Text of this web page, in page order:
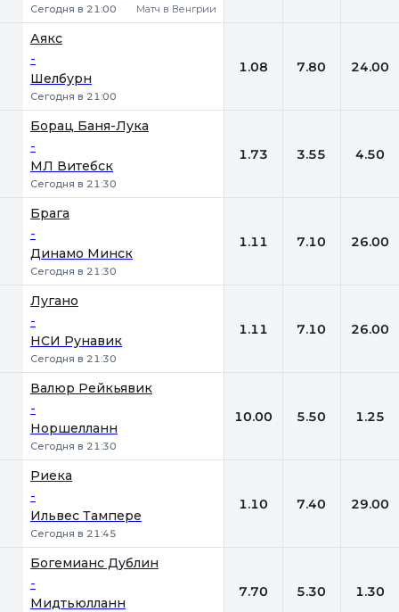
Сегодня в 21:00 Матч в Венгрии
Аякс
-
Шелбурн
Сегодня в 21:00
1.08 7.80 24.00
Борац Баня-Лука
-
МЛ Витебск
Сегодня в 21:30
1.73 3.55 4.50
Брага
-
Динамо Минск
Сегодня в 21:30
1.11 7.10 26.00
Лугано
-
НСИ Рунавик
Сегодня в 21:30
1.11 7.10 26.00
Валюр Рейкьявик
-
Норшелланн
Сегодня в 21:30
10.00 5.50 1.25
Риека
-
Ильвес Тампере
Сегодня в 21:45
1.10 7.40 29.00
Богемианс Дублин
-
Мидтьюлланн
7.70 5.30 1.30